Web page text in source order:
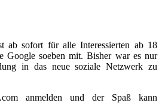
ab sofort für alle Interessierten ab 18
Google soeben mit. Bisher war es nur
in das neue soziale Netzwerk zu
anmelden und der Spaß kann